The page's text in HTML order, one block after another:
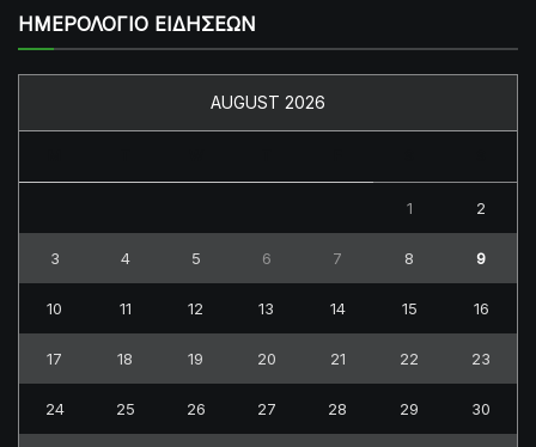
ΗΜΕΡΟΛΟΓΙΟ ΕΙΔΗΣΕΩΝ
AUGUST 2026
1 2
3 4 5 6 7 8 9
10 11 12 13 14 15 16
17 18 19 20 21 22 23
24 25 26 27 28 29 30